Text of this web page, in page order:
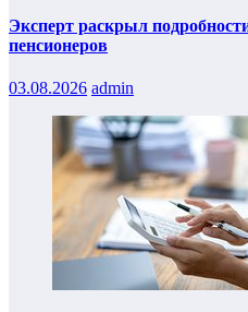
Эксперт раскрыл
пенсионеров
03.08.2026 admin